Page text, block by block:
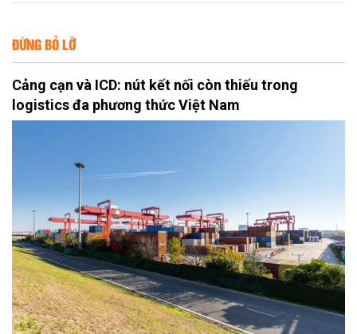
ĐỪNG BỎ LỠ
Cảng cạn và ICD: nút kết nối còn thiếu trong
logistics đa phương thức Việt Nam